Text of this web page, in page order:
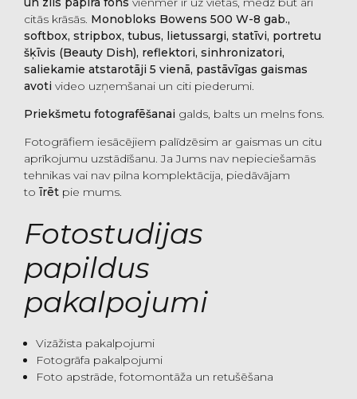
citās krāsās. Monobloks Bowens 500 W-8 gab.,
softbox, stripbox, tubus, lietussargi, statīvi, portretu
šķīvis (Beauty Dish), reflektori, sinhronizatori,
saliekamie atstarotāji 5 vienā, pastāvīgas gaismas
avoti video uzņemšanai un citi piederumi.
Priekšmetu fotografēšanai galds, balts un melns fons.
Fotogrāfiem iesācējiem palīdzēsim ar gaismas un citu
aprīkojumu uzstādīšanu. Ja Jums nav nepieciešamās
tehnikas vai nav pilna komplektācija, piedāvājam
to īrēt pie mums.
Fotostudijas
papildus
pakalpojumi
Vizāžista pakalpojumi
Fotogrāfa pakalpojumi
Foto apstrāde, fotomontāža un retušēšana